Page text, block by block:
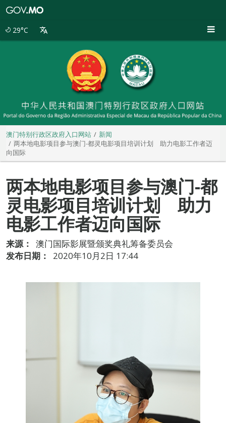
29°C
澳门特别行政区政府入口网站
新闻
两本地电影项目参与澳门-都灵电影项目培训计划 助力电影工作者迈
向国际
两本地电影项目参与澳门-都
灵电影项目培训计划 助力
电影工作者迈向国际
来源：
澳门国际影展暨颁奖典礼筹备委员会
发布日期：
2020年10月2日 17:44